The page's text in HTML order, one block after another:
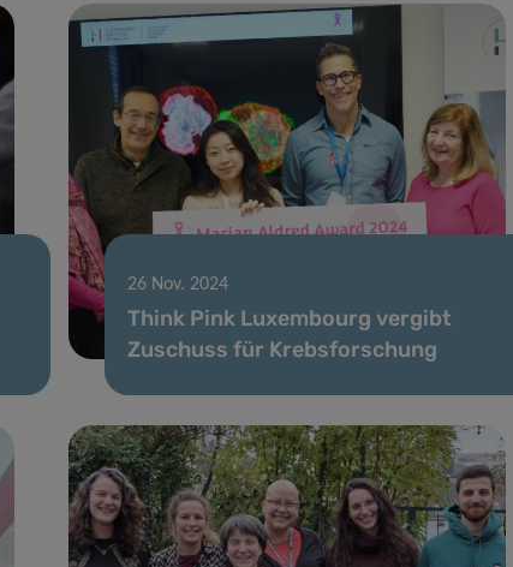
26 Nov. 2024
Think Pink Luxembourg vergibt
Zuschuss für Krebsforschung